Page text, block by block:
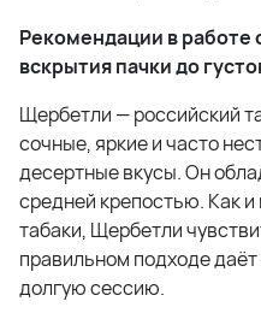
Рекомендации в работе
вскрытия пачки до
Щербетли — российский
сочные, яркие и часто
десертные вкусы. Он
средней крепостью. Как
табаки, Щербетли
правильном подходе
долгую сессию.